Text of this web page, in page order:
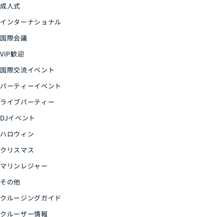
成人式
インターナショナル
国際会議
VIP歓迎
国際交流イベント
パーティーイベント
ライブパーティー
DJイベント
ハロウィン
クリスマス
マリンレジャー
その他
クルージングガイド
クルーザー情報